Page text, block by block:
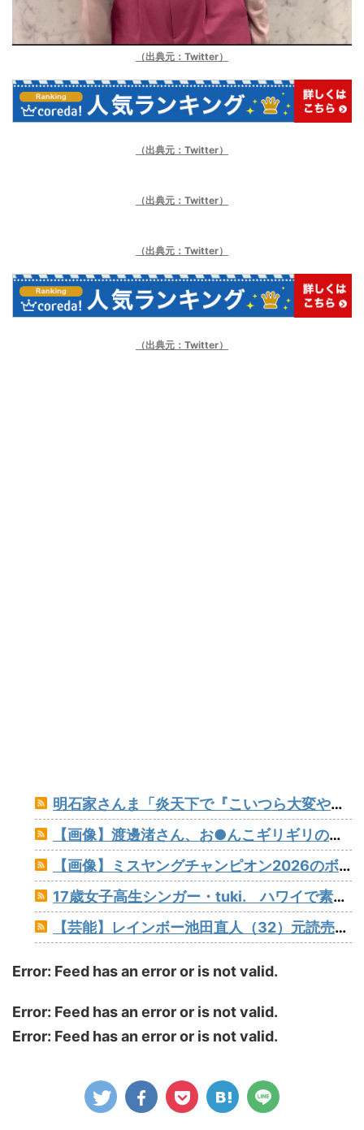
（出典元：Twitter）
（出典元：Twitter）
（出典元：Twitter）
（出典元：Twitter）
（出典元：Twitter）
明石家さんま「炎天下で『こいつら大変やなぁ』というのが高校野球の良さ。暑さ対策はいらない」
【画像】渡邊渚さん、お●んこギリギリの水着着ててワロタ
【画像】ミスヤングチャンピオン2026のボーイッシュお胸www
17歳女子高生シンガー・tuki. ハワイで素顔以外ほぼ全部出し 「隠しきれない美貌」とSNSざわつく
【芸能】レインボー池田直人（32）元読売テレビ・佐藤佳奈アナが結婚
Error: Feed has an error or is not valid.
Error: Feed has an error or is not valid.
Error: Feed has an error or is not valid.